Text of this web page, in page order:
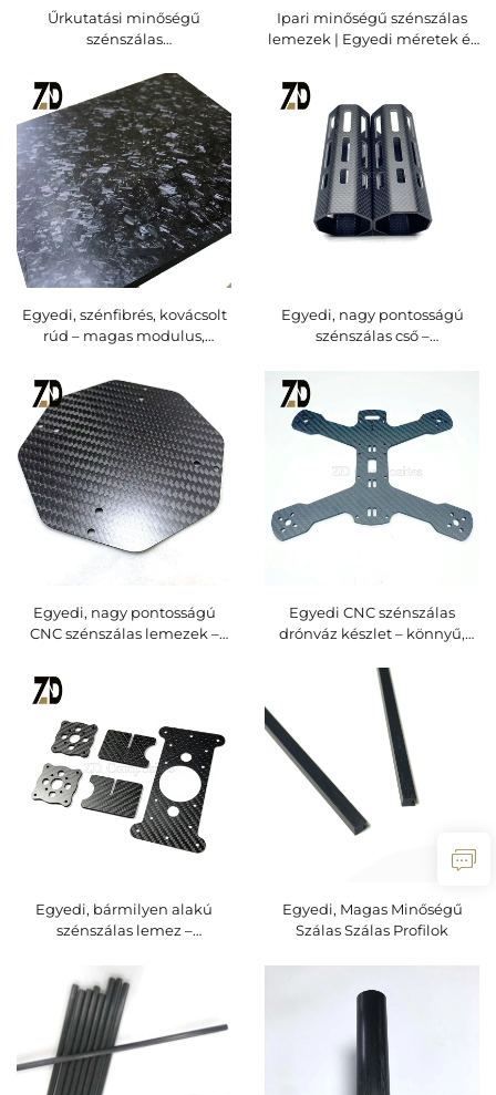
Űrkutatási minőségű
szénszálas
mm vastagság | Egyedi
méretek | ISO tanúsított
Ipari minőségű szénszálas
lemezek | Egyedi méretek és
Egyedi, szénfibrés, kovácsolt
rúd – magas modulus,
hossz és átmérő
Egyedi, nagy pontosságú
szénszálas cső –
Egyedi, nagy pontosságú
CNC szénszálas lemezek –
vágással készülnek
drónokhoz és mechanikai
alkatrészekhez
Egyedi CNC szénszálas
drónváz készlet – könnyű,
váz FPV- és
versenydrónokhoz
Egyedi, bármilyen alakú
szénszálas lemez –
mm vastagságú,
drónvázakhoz, precíziós
mechanikai és elektronikai
alkalmazásokhoz
Egyedi, Magas Minőségű
Szálas Szálas Profilok